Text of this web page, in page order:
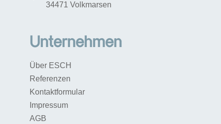
34471 Volkmarsen
Unternehmen
Über ESCH
Referenzen
Kontaktformular
Impressum
AGB